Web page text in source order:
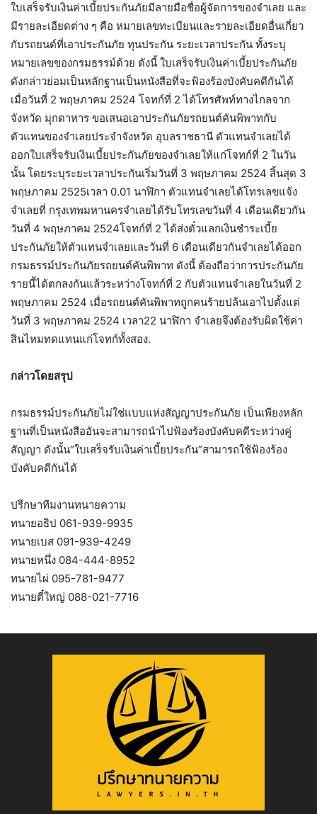
ใบเสร็จรับเงินค่าเบี้ยประกันภัยมีลายมือชื่อผู้จัดการของจำเลย และ
มีรายละเอียดต่าง ๆ คือ หมายเลขทะเบียนและรายละเอียดอื่นเกี่ยว
กับรถยนต์ที่เอาประกันภัย ทุนประกัน ระยะเวลาประกัน ทั้งระบุ
หมายเลขของกรมธรรม์ด้วย ดังนี้ ใบเสร็จรับเงินค่าเบี้ยประกันภัย
ดังกล่าวย่อมเป็นหลักฐานเป็นหนังสือที่จะฟ้องร้องบังคับคดีกันได้
เมื่อวันที่ 2 พฤษภาคม 2524 โจทก์ที่ 2 ได้โทรศัพท์ทางไกลจาก
จังหวัด มุกดาหาร ขอเสนอเอาประกันภัยรถยนต์คันพิพาทกับ
ตัวแทนของจำเลยประจำจังหวัด อุบลราชธานี ตัวแทนจำเลยได้
ออกใบเสร็จรับเงินเบี้ยประกันภัยของจำเลยให้แก่โจทก์ที่ 2 ในวัน
นั้น โดยระบุระยะเวลาประกันเริ่มวันที่ 3 พฤษภาคม 2524 สิ้นสุด 3
พฤษภาคม 2525เวลา 0.01 นาฬิกา ตัวแทนจำเลยได้โทรเลขแจ้ง
จำเลยที่ กรุงเทพมหานครจำเลยได้รับโทรเลขวันที่ 4 เดือนเดียวกัน
วันที่ 4 พฤษภาคม 2524โจทก์ที่ 2 ได้ส่งตั๋วแลกเงินชำระเบี้ย
ประกันภัยให้ตัวแทนจำเลยและวันที่ 6 เดือนเดียวกันจำเลยได้ออก
กรมธรรม์ประกันภัยรถยนต์คันพิพาท ดังนี้ ต้องถือว่าการประกันภัย
รายนี้ได้ตกลงกันแล้วระหว่างโจทก์ที่ 2 กับตัวแทนจำเลยในวันที่ 2
พฤษภาคม 2524 เมื่อรถยนต์คันพิพาทถูกคนร้ายปล้นเอาไปตั้งแต่
วันที่ 3 พฤษภาคม 2524 เวลา22 นาฬิกา จำเลยจึงต้องรับผิดใช้ค่า
สินไหมทดแทนแก่โจทก์ทั้งสอง.
กล่าวโดยสรุป
กรมธรรม์ประกันภัยไม่ใช่แบบแห่งสัญญาประกันภัย เป็นเพียงหลัก
ฐานที่เป็นหนังสืออันจะสามารถนำไปฟ้องร้องบังคับคดีระหว่างคู่
สัญญา ดังนั้น“ใบเสร็จรับเงินค่าเบี้ยประกัน”สามารถใช้ฟ้องร้อง
บังคับคดีกันได้
ปรึกษาทีมงานทนายความ
ทนายอธิป 061-939-9935
ทนายเบส 091-939-4249
ทนายหนึ่ง 084-444-8952
ทนายไผ่ 095-781-9477
ทนายตี๋ใหญ่ 088-021-7716